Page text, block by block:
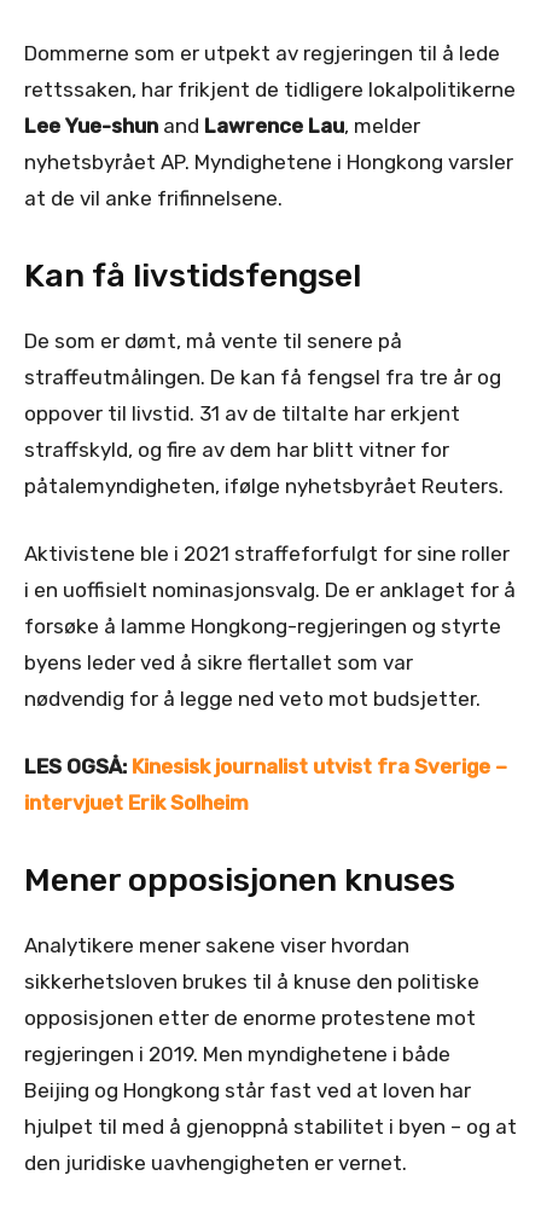
Dommerne som er utpekt av regjeringen til å lede
rettssaken, har frikjent de tidligere lokalpolitikerne
Lee Yue-shun and Lawrence Lau, melder
nyhetsbyrået AP. Myndighetene i Hongkong varsler
at de vil anke frifinnelsene.
Kan få livstidsfengsel
De som er dømt, må vente til senere på
straffeutmålingen. De kan få fengsel fra tre år og
oppover til livstid. 31 av de tiltalte har erkjent
straffskyld, og fire av dem har blitt vitner for
påtalemyndigheten, ifølge nyhetsbyrået Reuters.
Aktivistene ble i 2021 straffeforfulgt for sine roller
i en uoffisielt nominasjonsvalg. De er anklaget for å
forsøke å lamme Hongkong-regjeringen og styrte
byens leder ved å sikre flertallet som var
nødvendig for å legge ned veto mot budsjetter.
LES OGSÅ: Kinesisk journalist utvist fra Sverige –
intervjuet Erik Solheim
Mener opposisjonen knuses
Analytikere mener sakene viser hvordan
sikkerhetsloven brukes til å knuse den politiske
opposisjonen etter de enorme protestene mot
regjeringen i 2019. Men myndighetene i både
Beijing og Hongkong står fast ved at loven har
hjulpet til med å gjenoppnå stabilitet i byen – og at
den juridiske uavhengigheten er vernet.